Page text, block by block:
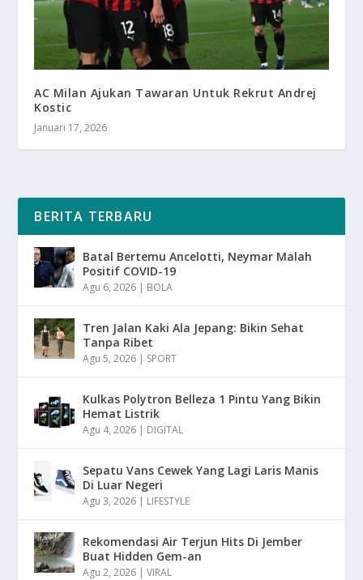
AC Milan Ajukan Tawaran Untuk Rekrut Andrej
Kostic
Januari 17, 2026
BERITA TERBARU
Batal Bertemu Ancelotti, Neymar Malah
Positif COVID-19
Agu 6, 2026 | BOLA
Tren Jalan Kaki Ala Jepang: Bikin Sehat
Tanpa Ribet
Agu 5, 2026 | SPORT
Kulkas Polytron Belleza 1 Pintu Yang Bikin
Hemat Listrik
Agu 4, 2026 | DIGITAL
Sepatu Vans Cewek Yang Lagi Laris Manis
Di Luar Negeri
Agu 3, 2026 | LIFESTYLE
Rekomendasi Air Terjun Hits Di Jember
Buat Hidden Gem-an
Agu 2, 2026 |VIRAL